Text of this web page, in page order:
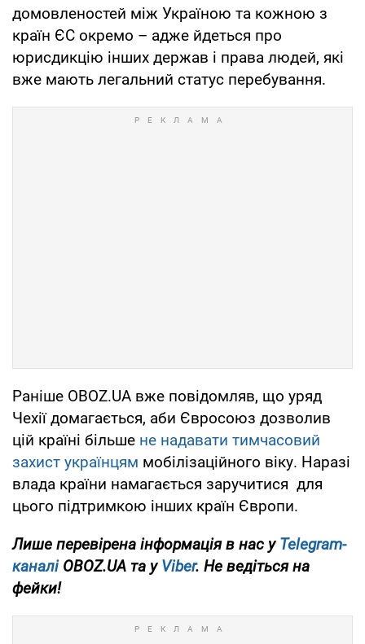
домовленостей між Україною та кожною з
країн ЄС окремо – адже йдеться про
юрисдикцію інших держав і права людей, які
вже мають легальний статус перебування.
Раніше OBOZ.UA вже повідомляв, що уряд
Чехії домагається, аби Євросоюз дозволив
цій країні більше не надавати тимчасовий
захист українцям мобілізаційного віку. Наразі
влада країни намагається заручитися для
цього підтримкою інших країн Європи.
Лише перевірена інформація в нас уTelegram-
каналіOBOZ.UA та уViber. Не ведіться на
фейки!